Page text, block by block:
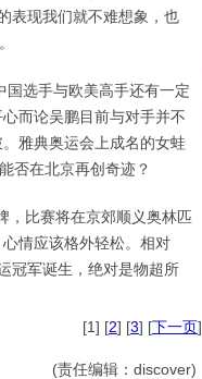
表现我们就不难想象，也
选手与欧美高手还有一定
而论吴鹏目前与对手并不
雅典奥运会上成名的女蛙
否在北京再创奇迹？
比赛将在京郊顺义奥林匹
情应该格外轻松。相对
冠军诞生，绝对是物超所
[1] [2] [3] [下一页]
(责任编辑：discover)